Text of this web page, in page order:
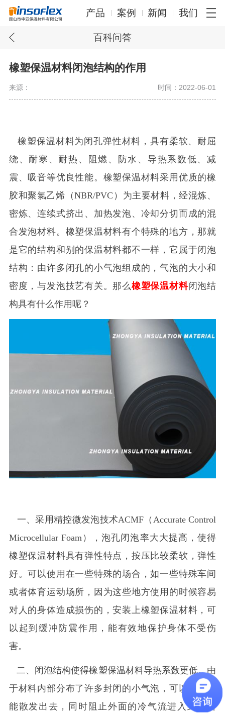
产品 案例 新闻 我们
百科问答
橡塑保温材料闭泡结构的作用
来源： 时间：2022-06-01
橡塑保温材料为闭孔弹性材料，具有柔软、耐屈
绕、耐寒、耐热、阻燃、防水、导热系数低、减
震、吸音等优良性能。橡塑保温材料采用优质的橡
胶和聚氯乙烯（NBR/PVC）为主要材料，经混炼、
密炼、连续式挤出、加热发泡、冷却分切而成的混
合发泡材料。橡塑保温材料有个特殊的地方，那就
是它的结构和别的保温材料都不一样，它属于闭泡
结构：由许多闭孔的小气泡组成的，气泡的大小和
密度，与发泡技艺有关。那么橡塑保温材料闭泡结
构具有什么作用呢？
一、采用精控微发泡技术ACMF（Accurate Control
Microcellular Foam），泡孔闭泡率大大提高，使得
橡塑保温材料具有弹性特点，按压比较柔软，弹性
好。可以使用在一些特殊的场合，如一些特殊车间
或者体育运动场所，因为这些地方使用的时候容易
对人的身体造成损伤的，安装上橡塑保温材料，可
以起到缓冲防震作用，能有效地保护身体不受伤
害。
二、闭泡结构使得橡塑保温材料导热系数更低。由
于材料内部分布了许多封闭的小气泡，可以防止热
能散发出去，同时阻止外面的冷气流进入到材料